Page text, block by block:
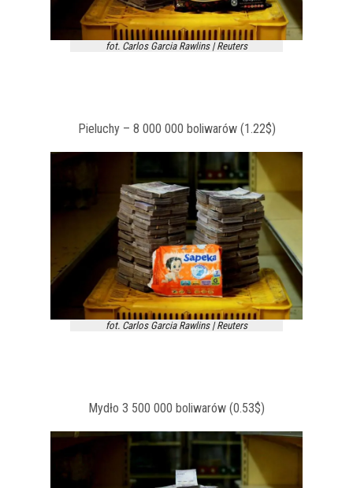
fot. Carlos Garcia Rawlins | Reuters
Pieluchy – 8 000 000 boliwarów (1.22$)
fot. Carlos Garcia Rawlins | Reuters
Mydło 3 500 000 boliwarów (0.53$)